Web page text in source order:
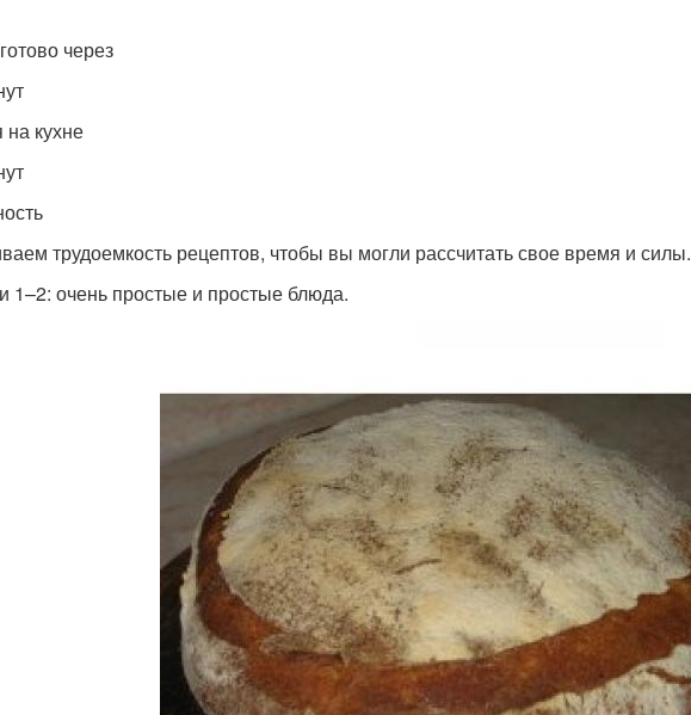
через
кухне
трудоемкость рецептов, чтобы вы могли рассчитать свое время и силы.
1–2: очень простые и простые блюда.